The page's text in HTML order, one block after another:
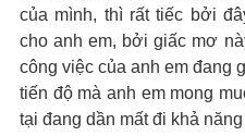
của mình, thì rất tiếc bởi
cho anh em, bởi giấc mơ
công việc của anh em đang
tiến độ mà anh em mong
tại đang dần mất đi khả